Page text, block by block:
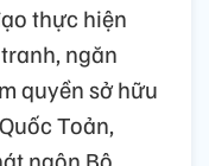
thực hiện
ngăn
quyền sở hữu
Toản,
ngôn Bộ